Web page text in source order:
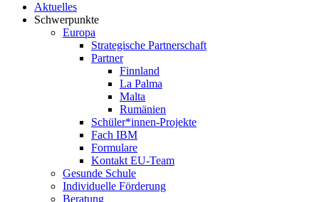
Aktuelles
Schwerpunkte
Europa
Strategische Partnerschaft
Partner
Finnland
La Palma
Malta
Rumänien
Schüler*innen-Projekte
Fach IBM
Formulare
Kontakt EU-Team
Gesunde Schule
Individuelle Förderung
Beratung